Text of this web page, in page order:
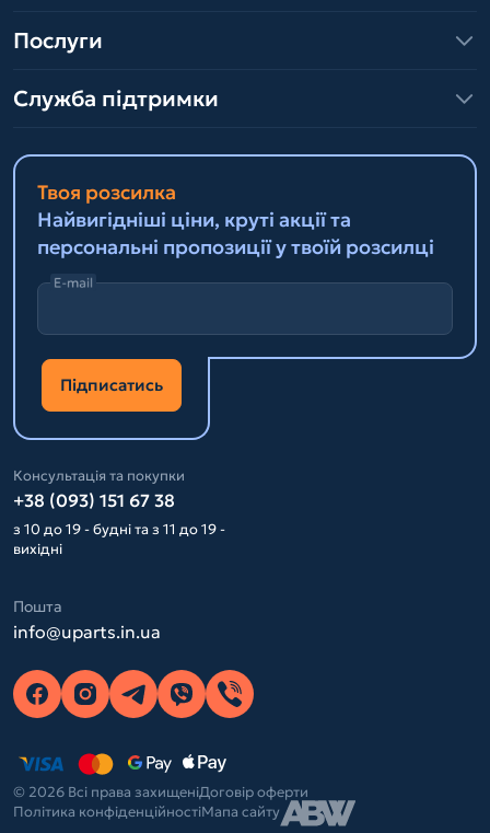
Послуги
Служба підтримки
Твоя розсилка
Найвигідніші ціни, круті акції та
персональні пропозиції у твоїй розсилці
E-mail
Підписатись
Консультація та покупки
+38 (093) 151 67 38
з 10 до 19 - будні та з 11 до 19 -
вихідні
Пошта
info@uparts.in.ua
© 2026 Всі права захищеніДоговір оферти
Політика конфіденційностіМапа сайту